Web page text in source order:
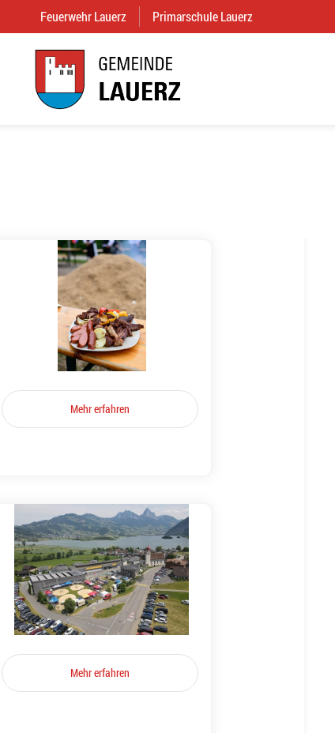
Feuerwehr Lauerz (External Link)
Primarschule Lauerz
Mehr erfahren
Mehr erfahren